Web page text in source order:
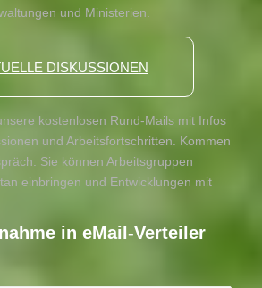
und Ministerien.
DISKUSSIONEN
kostenlosen Rund-Mails mit Infos
und Arbeitsfortschritten. Kommen
Sie können Arbeitsgruppen
einbringen und Entwicklungen mit
in eMail-Verteiler